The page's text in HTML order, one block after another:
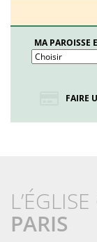
MA PAROISSE
FAIRE
L’ÉGLISE
PARIS